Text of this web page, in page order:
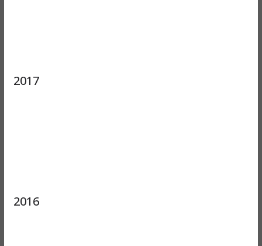
2017
2016